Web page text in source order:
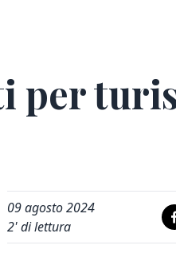
per
09 agosto 2024
2' di lettura